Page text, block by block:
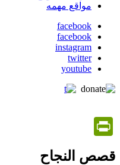
مواقع مهمه
social
media
facebook
facebook
instagram
twitter
youtube
قصص النجاح